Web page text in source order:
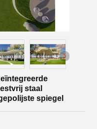
staal
spiegel